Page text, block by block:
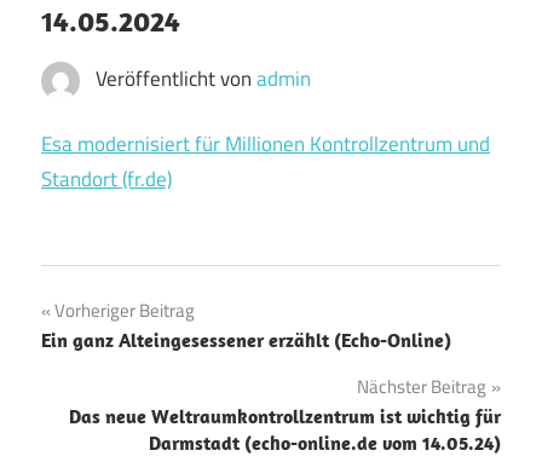
Darmstadt
14.05.2024
Veröffentlicht vonadmin
Esa modernisiert für Millionen Kontrollzentrum und
Standort (fr.de)
Beitragsnavigation
Vorheriger Beitrag
Ein ganz Alteingesessener erzählt (Echo-Online)
Nächster Beitrag
Das neue Weltraumkontrollzentrum ist wichtig für
Darmstadt (echo-online.de vom 14.05.24)